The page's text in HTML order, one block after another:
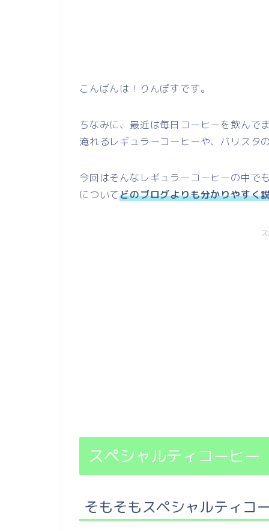
こんばんは！りんぽすです。
ちなみに、最近は毎日コーヒーを飲んで
淹れるレギュラーコーヒーや、バリスタ
今回はそんなレギュラーコーヒーの中で
についてどのブログよりも分かりやすく
スペシャルティコーヒー
そもそもスペシャルティコ